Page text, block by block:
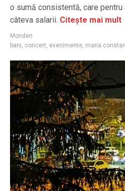
o sumă consistentă, care
câteva salarii. Citește mai mult
Monden
bani, concert, evenimente, maria